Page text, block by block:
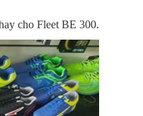
cho Fleet BE 300.